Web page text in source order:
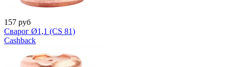
157 руб
Сварог Ø1,1 (CS 81)
Cashback